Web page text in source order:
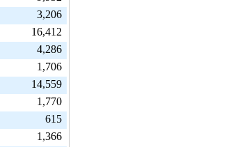
3,206
16,412
4,286
1,706
14,559
1,770
615
1,366